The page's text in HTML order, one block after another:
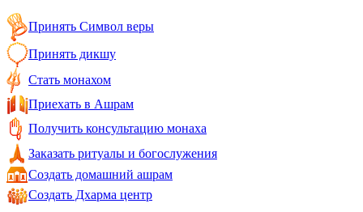
Принять Символ веры
Принять дикшу
Стать монахом
Приехать в Ашрам
Получить консультацию монаха
Заказать ритуалы и богослужения
Создать домашний ашрам
Создать Дхарма центр